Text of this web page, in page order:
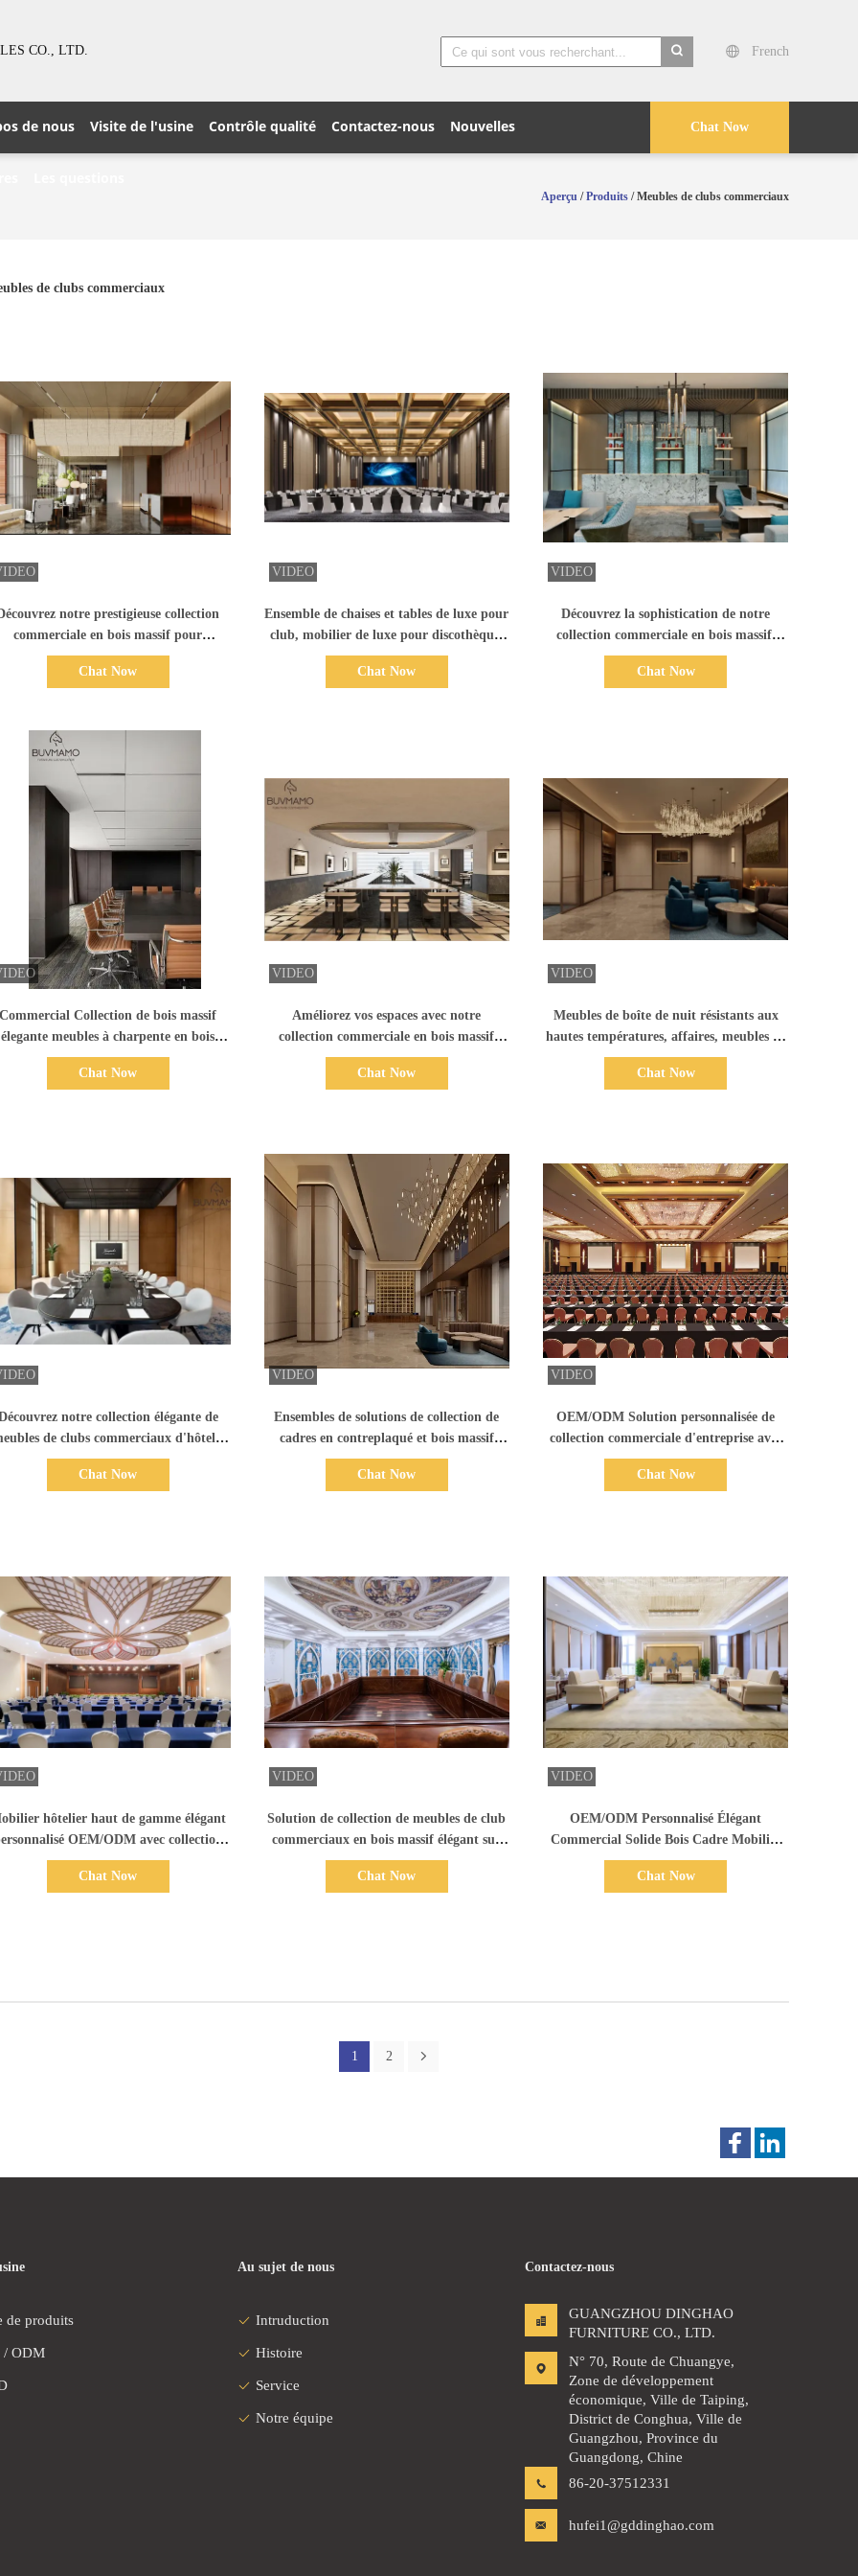
CO., LTD.
French
Chat Now
de nous Visite de l'usine Contrôle qualité Contactez-nous Nouvelles
Aperçu /Produits / Meubles de clubs commerciaux
de clubs commerciaux
notre prestigieuse collection
commerciale en bois massif pour
conçue pour l'élégance et la
durabilité.
Chat Now
Ensemble de chaises et tables de luxe pour
club, mobilier de luxe pour discothèque,
restaurant commercial
Chat Now
Découvrez la sophistication de notre
collection commerciale en bois massif,
conçue pour l'excellence
Chat Now
Commercial Collection de bois massif
élegante meubles à charpente en bois
pour clubs commerciaux de
luxe
Chat Now
Améliorez vos espaces avec notre
collection commerciale en bois massif
exclusive - où l'élégance intemporelle
rencontre une durabilité inégalée
Chat Now
Meubles de boîte de nuit résistants aux
hautes températures, affaires, meubles de
club modernes
Chat Now
notre collection élégante de
de clubs commerciaux d'hôtels,
pour élever l'ambiance des hôtels
Chat Now
Ensembles de solutions de collection de
cadres en contreplaqué et bois massif
personnalisés OEM/ODM pour clubs
commerciaux
Chat Now
OEM/ODM Solution personnalisée de
collection commerciale d'entreprise avec
bois massif pour les meubles de clubs
commerciaux
Chat Now
hôtelier haut de gamme élégant
OEM/ODM avec collection
de bois massif pour club commercial
Chat Now
Solution de collection de meubles de club
commerciaux en bois massif élégant sur
mesure OEM/ODM pour les espaces
commerciaux de luxe
Chat Now
Afficher les détails
OEM/ODM Personnalisé Élégant
Commercial Solide Bois Cadre Mobilier
Collection Solutions Ensembles Fabriqué
en Chine
Chat Now
1 2
de produits
/ ODM
Au sujet de nous
Intruduction
Histoire
Service
Notre équipe
Contactez-nous
GUANGZHOU DINGHAO
FURNITURE CO., LTD.
N° 70, Route de Chuangye,
Zone de développement
économique, Ville de Taiping,
District de Conghua, Ville de
Guangzhou, Province du
Guangdong, Chine
86-20-37512331
hufei1@gddinghao.com